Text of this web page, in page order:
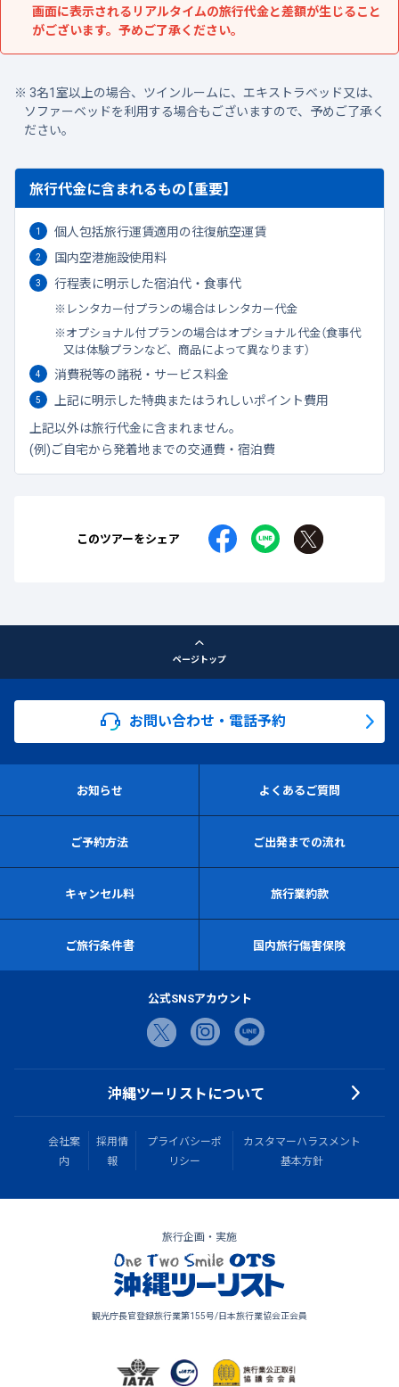
画面に表示されるリアルタイムの旅行代金と差額が生じること
がございます。予めご了承ください。
3名1室以上の場合、ツインルームに、エキストラベッド又は、
ソファーベッドを利用する場合もございますので、予めご了承く
ださい。
旅行代金に含まれるもの【重要】
個人包括旅行運賃適用の往復航空運賃
国内空港施設使用料
行程表に明示した宿泊代・食事代
レンタカー付プランの場合はレンタカー代金
オプショナル付プランの場合はオプショナル代金（食事代
又は体験プランなど、商品によって異なります）
消費税等の諸税・サービス料金
上記に明示した特典またはうれしいポイント費用
上記以外は旅行代金に含まれません。
(例)ご自宅から発着地までの交通費・宿泊費
このツアーをシェア
ページトップ
お問い合わせ・電話予約
お知らせ よくあるご質問
ご予約方法 ご出発までの流れ
キャンセル料 旅行業約款
ご旅行条件書 国内旅行傷害保険
公式SNSアカウント
沖縄ツーリストについて
会社案
内
採用情
報
プライバシーポ
リシー
カスタマーハラスメント
基本方針
旅行企画・実施
観光庁長官登録旅行業第155号/日本旅行業協会正会員